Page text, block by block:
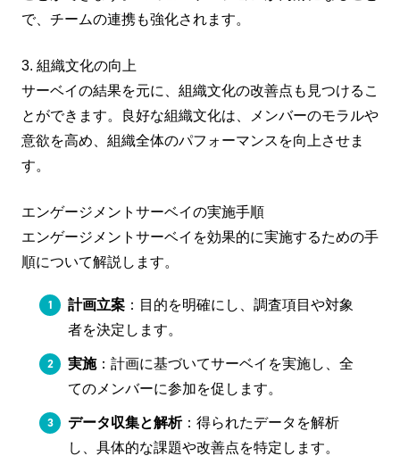
で、チームの連携も強化されます。
3. 組織文化の向上
サーベイの結果を元に、組織文化の改善点も見つけるこ
とができます。良好な組織文化は、メンバーのモラルや
意欲を高め、組織全体のパフォーマンスを向上させま
す。
エンゲージメントサーベイの実施手順
エンゲージメントサーベイを効果的に実施するための手
順について解説します。
計画立案 ：目的を明確にし、調査項目や対象
者を決定します。
実施：計画に基づいてサーベイを実施し、全
てのメンバーに参加を促します。
データ収集と解析：得られたデータを解析
し、具体的な課題や改善点を特定します。